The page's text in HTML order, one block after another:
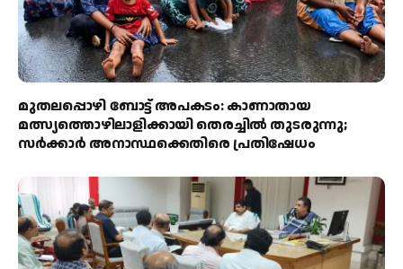
മുതലപ്പൊഴി ബോട്ട് അപകടം: കാണാതായ
മത്സ്യത്തൊഴിലാളിക്കായി തെരച്ചിൽ തുടരുന്നു;
സർക്കാർ അനാസ്ഥക്കെതിരെ പ്രതിഷേധം